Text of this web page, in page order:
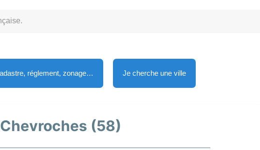
réglement, zonage… Je cherche une ville
(58)